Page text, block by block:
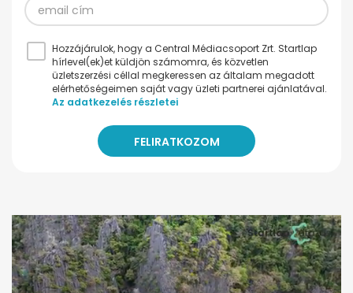
Hozzájárulok, hogy a Central Médiacsoport Zrt. Startlap
hírlevel(ek)et küldjön számomra, és közvetlen
üzletszerzési céllal megkeressen az általam megadott
elérhetőségeimen saját vagy üzleti partnerei ajánlatával.
Az adatkezelés részletei